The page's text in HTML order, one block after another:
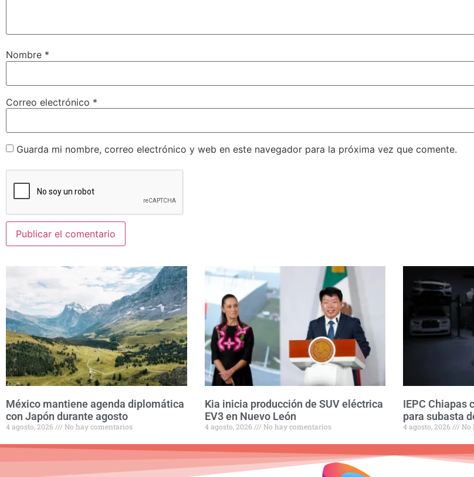
Nombre *
Correo electrónico *
Guarda mi nombre, correo electrónico y web en este navegador para la próxima vez que comente.
México mantiene agenda diplomática
con Japón durante agosto
4 agosto, 2026 No hay comentarios
Kia inicia producción de SUV eléctrica
EV3 en Nuevo León
4 agosto, 2026 No hay comentarios
IEPC Chiapas
para subasta
4 agosto, 2026 No